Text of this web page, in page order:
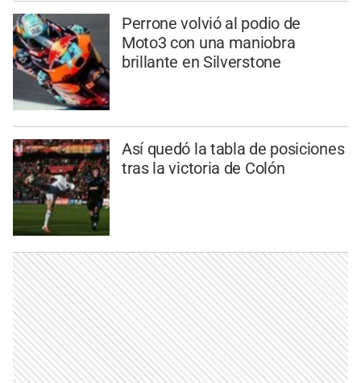
Perrone volvió al podio de
Moto3 con una maniobra
brillante en Silverstone
Así quedó la tabla de posiciones
tras la victoria de Colón